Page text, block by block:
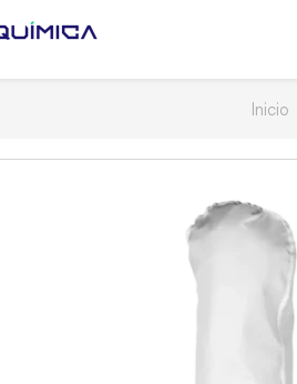
Inicio